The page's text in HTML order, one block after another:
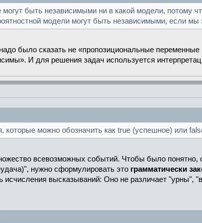
быть независимыми ни в какой модели, потому
модели могут быть независимыми, если мы
было сказать не «пропозициональные
И для решения задач используется
которые можно обозначить как true (успешное) или
всевозможных событий. Чтобы было понятно,
нужно сформулировать это грамматически
высказываний: Оно не различает "урны",